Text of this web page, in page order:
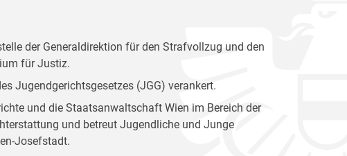
der Generaldirektion für den Strafvollzug und den
für Justiz.
Jugendgerichtsgesetzes (JGG) verankert.
und die Staatsanwaltschaft Wien im Bereich der
und betreut Jugendliche und Junge
Josefstadt.